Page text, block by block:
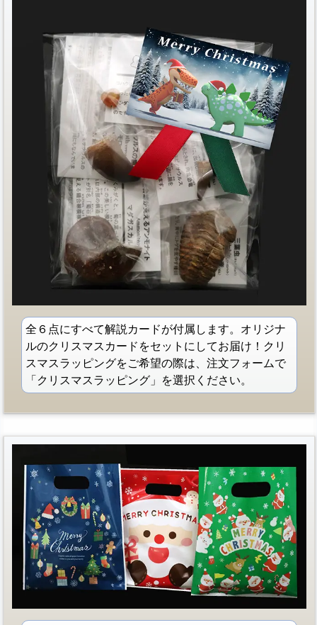
全６点にすべて解説カードが付属します。オリジナ
ルのクリスマスカードをセットにしてお届け！クリ
スマスラッピングをご希望の際は、注文フォームで
「クリスマスラッピング」を選択ください。